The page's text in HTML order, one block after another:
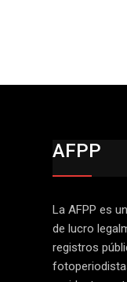
AFPP
La AFPP es
de lucro
registros